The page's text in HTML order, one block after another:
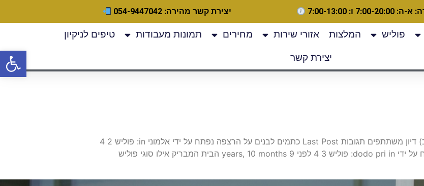
ו: 7:00-13:00 יצירת קשר מהירה: 054-9447042
פוליש המלצות אזורי שירות מחירים תמונות מעבודות טיפים לניקיון
יצירת קשר
חיפוש: מוצגים 5 דיונים – 1 עד 5 (מתוך 5 סה״כ) דיון משתתפים תגובות Last Post כתמים לבנים על הרצפה נפתח על ידי אלמוני in: פוליש 2 4
לפני 6 years קרן ליטוש והברקה למרצפות נפתח על ידי dodo pri in: פוליש 3 4 לפני 9 years, 10 months הבית המבריק אילו סוגי פוליש